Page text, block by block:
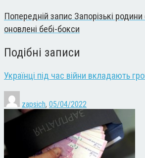
Попередній запис Запорізькі
оновлені бебі-бокси
Подібні записи
Українці під час війни вкладають
zapsich, 05/04/2022